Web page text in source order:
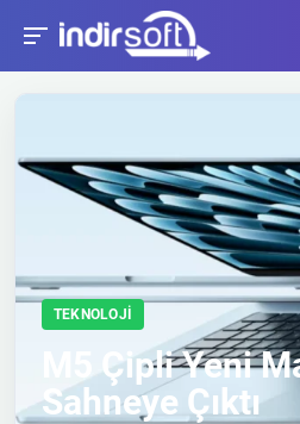
TEKNOLOJI
M5 Çipli Yeni
Sahneye Çıktı